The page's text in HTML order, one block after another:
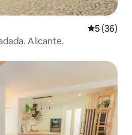
Prosječna
5 (36)
Alicante.